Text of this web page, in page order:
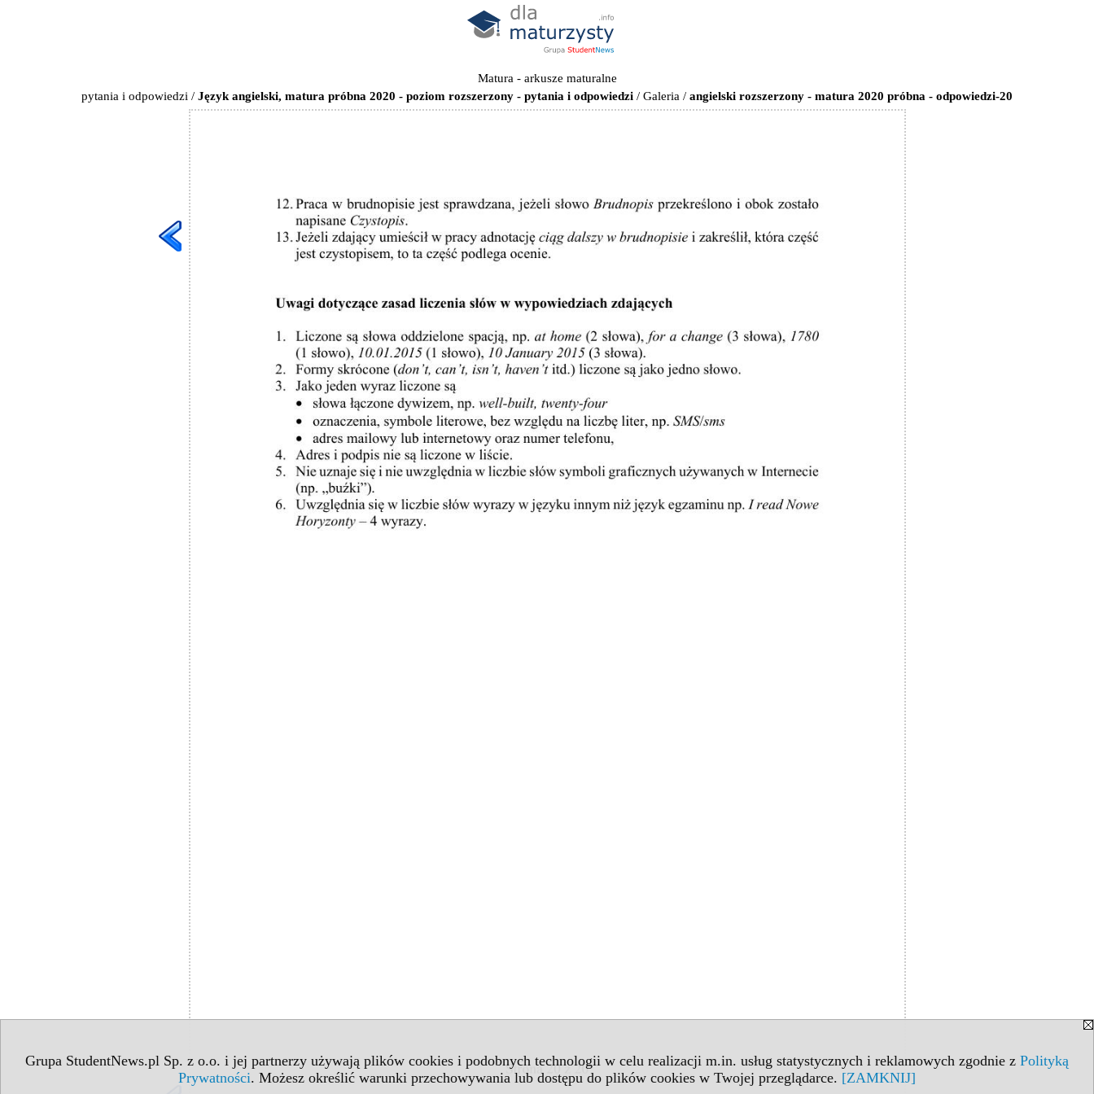
Grupa StudentNews.pl Sp. z o.o. i jej partnerzy używają plików cookies i podobnych technologii w celu realizacji m.in. usług statystycznych i reklamowych zgodnie z Polityką
Prywatności. Możesz określić warunki przechowywania lub dostępu do plików cookies w Twojej przeglądarce. [ZAMKNIJ]
Matura - arkusze maturalne
pytania i odpowiedzi / Język angielski, matura próbna 2020 - poziom rozszerzony - pytania i odpowiedzi / Galeria / angielski rozszerzony - matura 2020 próbna - odpowiedzi-20